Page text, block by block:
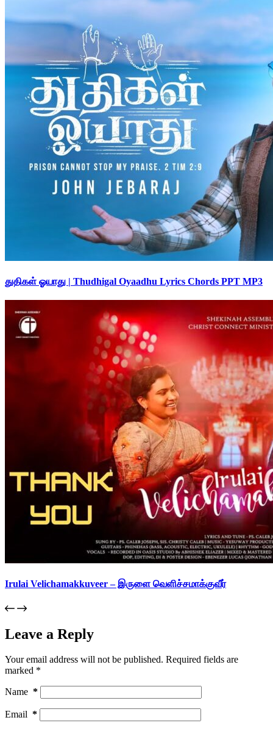
துதிகள் ஓயாது | Thudhigal Oyaadhu Lyrics Chords PPT MP3
Irulai Velichamakkuveer – இருளை வெளிச்சமாக்குவீர்
Leave a Reply
Your email address will not be published. Required fields are
marked *
Name *
Email *